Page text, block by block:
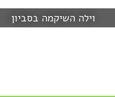
וילה השיקמה בסביון